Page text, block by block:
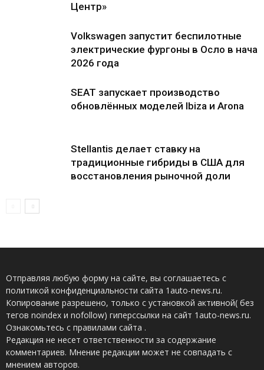
Центр»
Volkswagen запустит беспилотные
электрические фургоны в Осло в
2026 года
SEAT запускает производство
обновлённых моделей Ibiza и Arona
Stellantis делает ставку на
традиционные гибриды в США для
восстановления рыночной доли
Отправляя любую форму на сайте, вы соглашаетесь с
политикой конфиденциальности сайта 1auto-news.ru.
Копирование разрешено, только с установкой активной( без
тегов noindex и nofollow) гиперссылки на сайт 1auto-news.ru.
Ознакомьтесь с правилами сайта .
Редакция не несет ответственности за содержание
комментариев. Мнение редакции может не совпадать с
мнением авторов.